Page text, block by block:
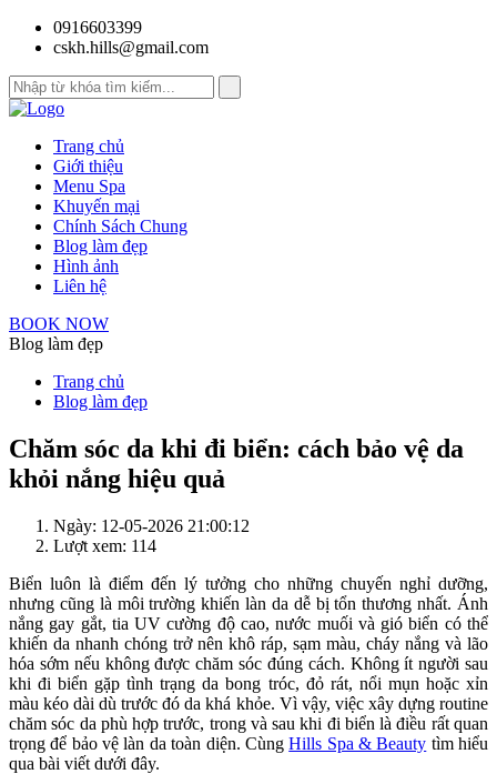
0916603399
cskh.hills@gmail.com
Trang chủ
Giới thiệu
Menu Spa
Khuyến mại
Chính Sách Chung
Blog làm đẹp
Hình ảnh
Liên hệ
BOOK NOW
Blog làm đẹp
Trang chủ
Blog làm đẹp
Chăm sóc da khi đi biển: cách bảo vệ da
khỏi nắng hiệu quả
Ngày: 12-05-2026 21:00:12
Lượt xem: 114
Biển luôn là điểm đến lý tưởng cho những chuyến nghỉ dưỡng,
nhưng cũng là môi trường khiến làn da dễ bị tổn thương nhất. Ánh
nắng gay gắt, tia UV cường độ cao, nước muối và gió biển có thể
khiến da nhanh chóng trở nên khô ráp, sạm màu, cháy nắng và lão
hóa sớm nếu không được chăm sóc đúng cách. Không ít người sau
khi đi biển gặp tình trạng da bong tróc, đỏ rát, nổi mụn hoặc xỉn
màu kéo dài dù trước đó da khá khỏe. Vì vậy, việc xây dựng routine
chăm sóc da phù hợp trước, trong và sau khi đi biển là điều rất quan
trọng để bảo vệ làn da toàn diện. CùngHills Spa & Beauty tìm hiểu
qua bài viết dưới đây.